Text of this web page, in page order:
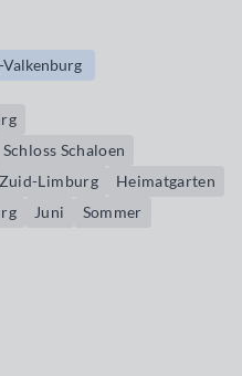
Valkenburg
Schloss Schaloen
Zuid-Limburg
Heimatgarten
Juni
Sommer